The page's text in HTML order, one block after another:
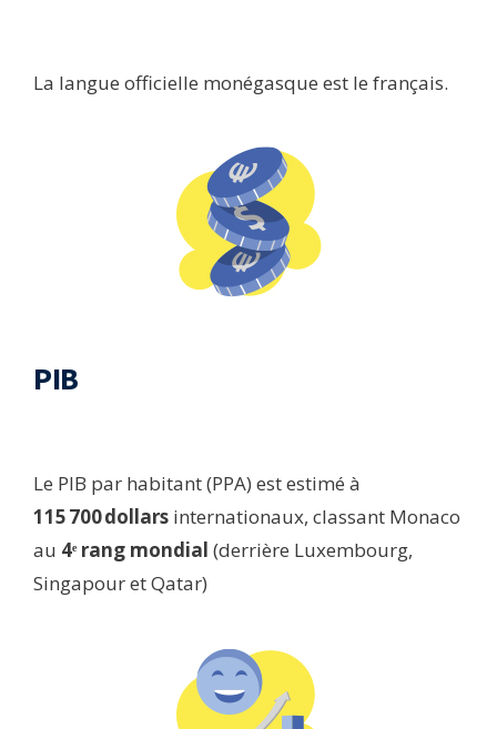
La langue officielle monégasque est le français.
PIB​
Le PIB par habitant (PPA) est estimé à
115 700 dollars internationaux, classant Monaco
au 4ᵉ rang mondial (derrière Luxembourg,
Singapour et Qatar)